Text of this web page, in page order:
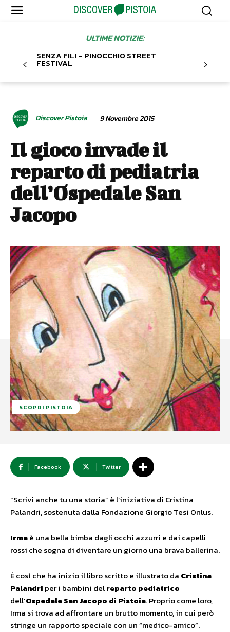
ULTIME NOTIZIE:
SENZA FILI – PINOCCHIO STREET
FESTIVAL
Discover Pistoia 9 Novembre 2015
Il gioco invade il
reparto di pediatria
dell’Ospedale San
Jacopo
SCOPRI PISTOIA
Facebook Twitter
“Scrivi anche tu una storia” è l’iniziativa di Cristina
Palandri, sostenuta dalla Fondazione Giorgio Tesi Onlus.
Irmaè una bella bimba dagli occhi azzurri e dai capelli
rossi che sogna di diventare un giorno una brava ballerina.
È così che ha inizio il libro scritto e illustrato da Cristina
Palandri per i bambini delreparto pediatrico
dell’Ospedale San Jacopo di Pistoia. Proprio come loro,
Irma si trova ad affrontare un brutto momento, in cui però
stringe un rapporto speciale con un “medico-amico”.